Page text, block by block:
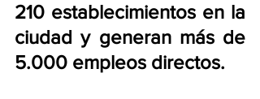
210 establecimientos en la
ciudad y generan más de
5.000 empleos directos.